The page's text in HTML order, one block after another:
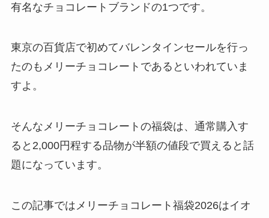
有名なチョコレートブランドの1つです。
東京の百貨店で初めてバレンタインセールを行っ
たのもメリーチョコレートであるといわれていま
すよ。
そんなメリーチョコレートの福袋は、通常購入す
ると2,000円程する品物が半額の値段で買えると話
題になっています。
この記事ではメリーチョコレート福袋2026はイオ